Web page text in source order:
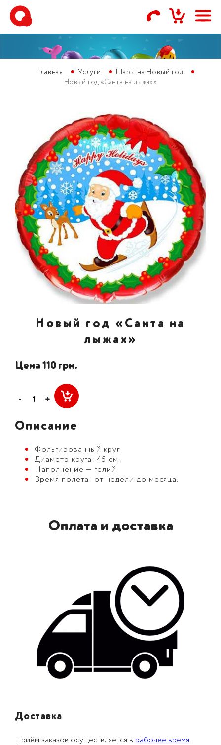
Главная Услуги
Шары на Новый год
Новый год «Санта на лыжах»
Новый год «Санта на
лыжах»
Цена 110 грн.
- +
Описание
Фольгированный круг.
Диаметр круга: 45 см.
Наполнение — гелий.
Время полета: от недели до месяца.
Оплата и доставка
Доставка
Приём заказов осуществляется в рабочее время.